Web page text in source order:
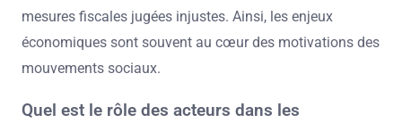
mesures fiscales jugées injustes. Ainsi, les enjeux
économiques sont souvent au cœur des motivations des
mouvements sociaux.
Quel est le rôle des acteurs dans les